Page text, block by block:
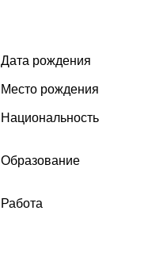
Дата рождения
Место рождения
Национальность
Образование
Работа